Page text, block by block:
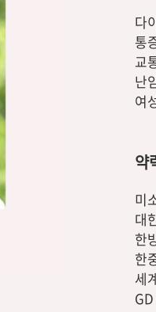
다
통
교
난
여
약
미
대
한
한
세